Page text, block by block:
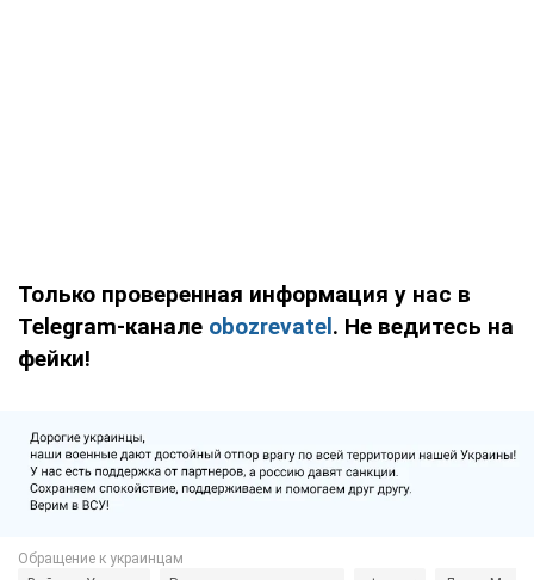
Только проверенная информация у нас в
Telegram-канале obozrevatel. Не ведитесь на
фейки!